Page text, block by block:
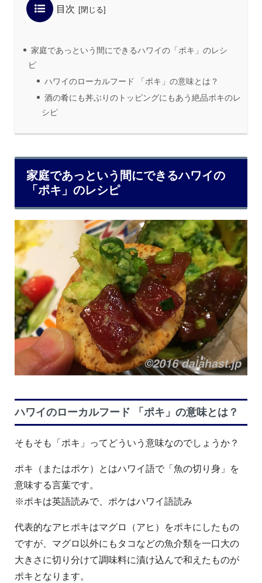
目次
家庭であっという間にできるハワイの「ポキ」のレシ
ピ
ハワイのローカルフード 「ポキ」の意味とは？
酒の肴にも丼ぶりのトッピングにもあう絶品ポキのレ
シピ
家庭であっという間にできるハワイの
「ポキ」のレシピ
ハワイのローカルフード 「ポキ」の意味とは？
そもそも「ポキ」ってどういう意味なのでしょうか？
ポキ（またはポケ）とはハワイ語で「魚の切り身」を
意味する言葉です。
※ポキは英語読みで、ポケはハワイ語読み
代表的なアヒポキはマグロ（アヒ）をポキにしたもの
ですが、マグロ以外にもタコなどの魚介類を一口大の
大きさに切り分けて調味料に漬け込んで和えたものが
ポキとなります。